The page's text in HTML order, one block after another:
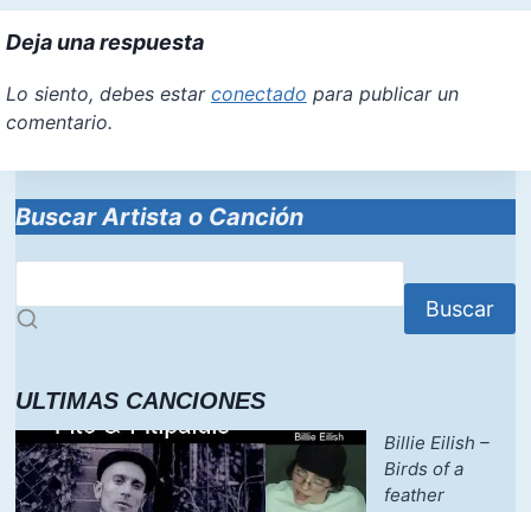
Deja una respuesta
Lo siento, debes estar conectado para publicar un
comentario.
Buscar Artista o Canción
Buscar
ULTIMAS CANCIONES
Billie Eilish –
Birds of a
feather